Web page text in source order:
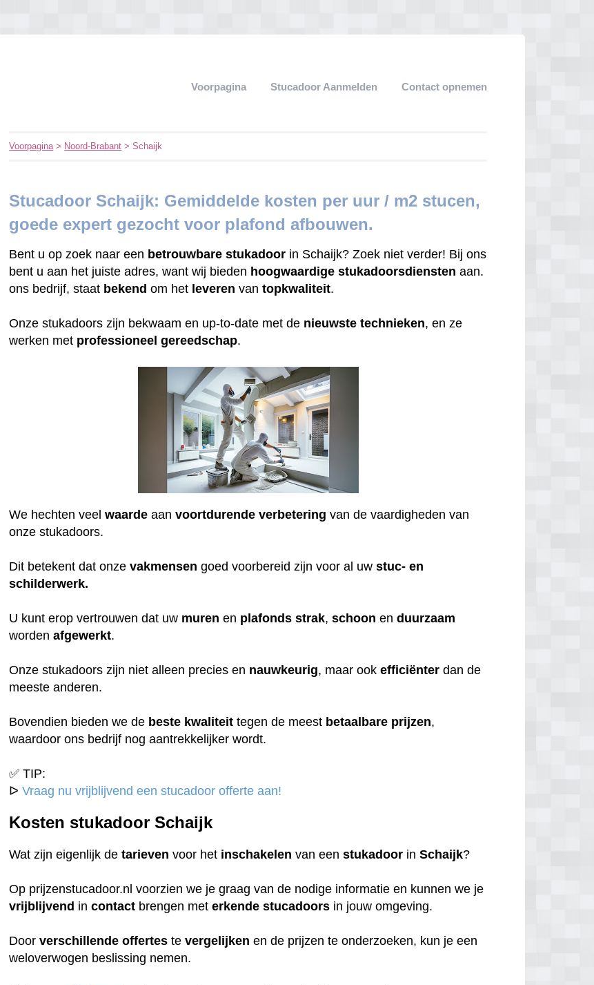
Voorpagina Stucadoor Aanmelden Contact opnemen
Voorpagina> Noord-Brabant > Schaijk
Stucadoor Schaijk: Gemiddelde kosten per uur / m2 stucen,
goede expert gezocht voor plafond afbouwen.
Bent u op zoek naar een betrouwbare stukadoor in Schaijk? Zoek niet verder! Bij ons
bent u aan het juiste adres, want wij bieden hoogwaardige stukadoorsdiensten aan.
ons bedrijf, staat bekend om het leveren vantopkwaliteit.
Onze stukadoors zijn bekwaam en up-to-date met de nieuwste technieken, en ze
werken met professioneel gereedschap.
We hechten veelwaarde aanvoortdurende verbetering van de vaardigheden van
onze stukadoors.
Dit betekent dat onzevakmensen goed voorbereid zijn voor al uwstuc- en
schilderwerk.
U kunt erop vertrouwen dat uw muren en plafonds strak,schoon enduurzaam
wordenafgewerkt.
Onze stukadoors zijn niet alleen precies en nauwkeurig, maar ookefficiënter dan de
meeste anderen.
Bovendien bieden we de beste kwaliteit tegen de meest betaalbare prijzen,
waardoor ons bedrijf nog aantrekkelijker wordt.
✅ TIP:
ᐅVraag nu vrijblijvend een stucadoor offerte aan!
Kosten stukadoor Schaijk
Wat zijn eigenlijk detarieven voor het inschakelen van eenstukadoor inSchaijk?
Op prijzenstucadoor.nl voorzien we je graag van de nodige informatie en kunnen we je
vrijblijvend incontact brengen meterkende stucadoors in jouw omgeving.
Doorverschillende offertes tevergelijken en de prijzen te onderzoeken, kun je een
weloverwogen beslissing nemen.